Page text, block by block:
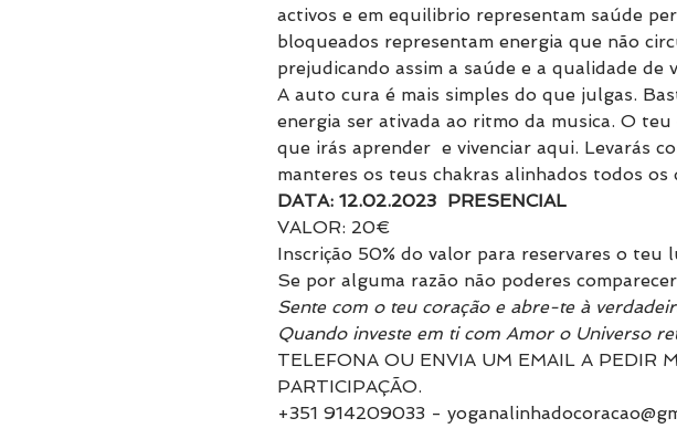
activos e em equilibrio representam saúde
bloqueados representam energia que não
prejudicando assim a saúde e a qualidade de
A auto cura é mais simples do que julgas.
energia ser ativada ao ritmo da musica. O
que irás aprender  e vivenciar aqui. Levarás
manteres os teus chakras alinhados todos os
DATA: 12.02.2023  PRESENCIAL
VALOR: 20€
Inscrição 50% do valor para reservares o teu
Se por alguma razão não poderes
Sente com o teu coração e abre-te à
Quando investe em ti com Amor o Universo
TELEFONA OU ENVIA UM EMAIL A PEDIR
PARTICIPAÇÃO.
+351 914209033 -